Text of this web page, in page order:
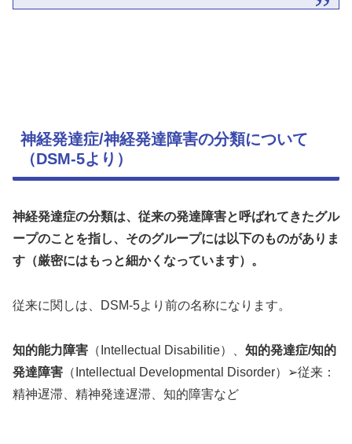
神経発達症/神経発達障害の分類について
（DSM-5より）
神経発達症の分類は、従来の発達障害と呼ばれてきたグル
ープのことを指し、そのグループには以下のものがありま
す（厳密にはもっと細かくなっています）。
従来に関しは、DSM-5より前の名称になります。
知的能力障害 （Intellectual Disabilitie）、 知的発達症/知的
発達障害 （Intellectual Developmental Disorder）➢従来：
精神遅滞、精神発達遅滞、知的障害など